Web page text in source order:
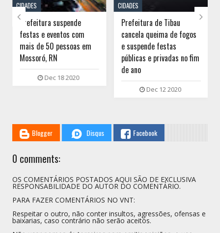
CIDADES
Prefeitura suspende
festas e eventos com
mais de 50 pessoas em
Mossoró, RN
Dec 18 2020
CIDADES
Prefeitura de Tibau
cancela queima de fogos
e suspende festas
públicas e privadas no fim
de ano
Dec 12 2020


Blogger Disqus Facebook
0 comments:
OS COMENTÁRIOS POSTADOS AQUI SÃO DE EXCLUSIVA
RESPONSABILIDADE DO AUTOR DO COMENTÁRIO.
PARA FAZER COMENTÁRIOS NO VNT:
Respeitar o outro, não conter insultos, agressões, ofensas e
baixarias, caso contrário não serão aceitos.